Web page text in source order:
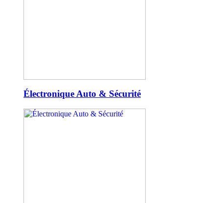
Électronique Auto & Sécurité